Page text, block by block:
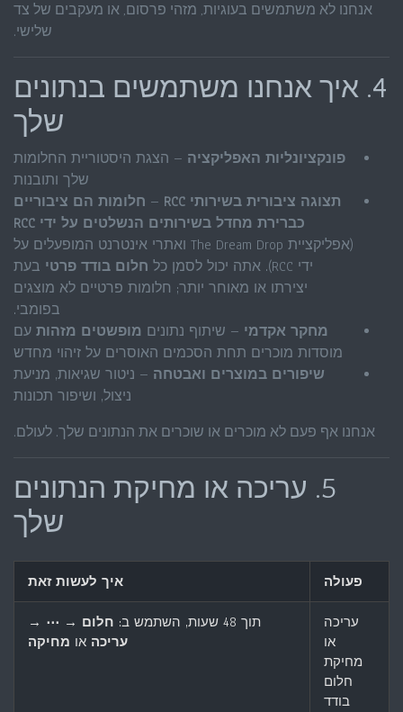
אנחנו לא משתמשים בעוגיות, מזהי פרסום, או מעקבים של צד
שלישי.
4. איך אנחנו משתמשים בנתונים
שלך
פונקציונליות האפליקציה – הצגת היסטוריית החלומות
שלך ותובנות
תצוגה ציבורית בשירותי RCC
– חלומות הם ציבוריים
כברירת מחדל בשירותים הנשלטים על ידי RCC
(אפליקציית The Dream Drop ואתרי אינטרנט המופעלים על
ידי RCC). אתה יכול לסמן כל
חלום בודד פרטי בעת
יצירתו או מאוחר יותר; חלומות פרטיים לא מוצגים
בפומבי.
מחקר אקדמי – שיתוף נתונים מופשטים מזהות עם
מוסדות מוכרים תחת הסכמים האוסרים על זיהוי מחדש
שיפורים במוצרים ואבטחה – ניטור שגיאות, מניעת
ניצול, ושיפור תכונות
אנחנו אף פעם לא מוכרים או שוכרים את הנתונים שלך. לעולם.
5. עריכה או מחיקת הנתונים
שלך
פעולה איך לעשות זאת
עריכה
או
מחיקת
חלום
בודד
תוך 48 שעות, השתמש ב:
חלום → ⋯ →
עריכה או מחיקה